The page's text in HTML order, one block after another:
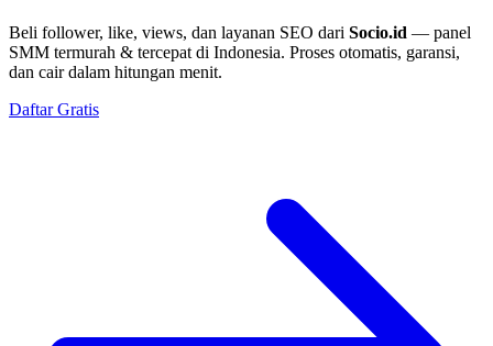
Beli follower, like, views, dan layanan SEO dari Socio.id — panel
SMM termurah & tercepat di Indonesia. Proses otomatis, garansi,
dan cair dalam hitungan menit.
Daftar Gratis